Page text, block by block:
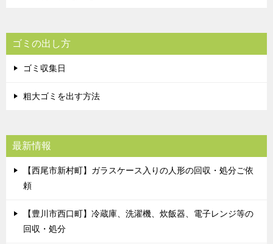
ゴミの出し方
ゴミ収集日
粗大ゴミを出す方法
最新情報
【西尾市新村町】ガラスケース入りの人形の回収・処分ご依
頼
【豊川市西口町】冷蔵庫、洗濯機、炊飯器、電子レンジ等の
回収・処分